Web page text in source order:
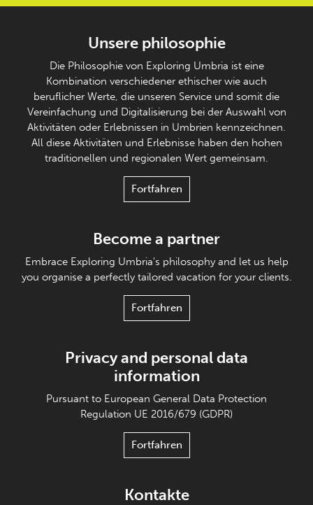
Unsere philosophie
Die Philosophie von Exploring Umbria ist eine
Kombination verschiedener ethischer wie auch
beruflicher Werte, die unseren Service und somit die
Vereinfachung und Digitalisierung bei der Auswahl von
Aktivitäten oder Erlebnissen in Umbrien kennzeichnen.
All diese Aktivitäten und Erlebnisse haben den hohen
traditionellen und regionalen Wert gemeinsam.
Fortfahren
Become a partner
Embrace Exploring Umbria's philosophy and let us help
you organise a perfectly tailored vacation for your clients.
Fortfahren
Privacy and personal data
information
Pursuant to European General Data Protection
Regulation UE 2016/679 (GDPR)
Fortfahren
Kontakte